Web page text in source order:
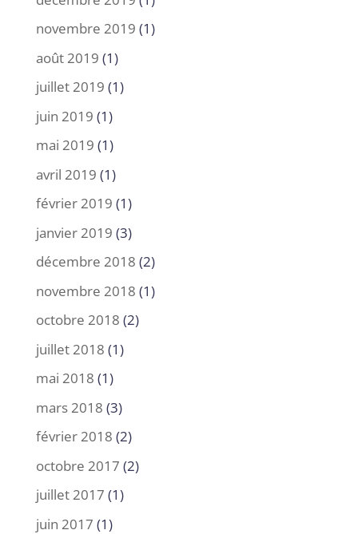
novembre 2019 (1)
août 2019 (1)
juillet 2019 (1)
juin 2019 (1)
mai 2019 (1)
avril 2019 (1)
février 2019 (1)
janvier 2019 (3)
décembre 2018 (2)
novembre 2018 (1)
octobre 2018 (2)
juillet 2018 (1)
mai 2018 (1)
mars 2018 (3)
février 2018 (2)
octobre 2017 (2)
juillet 2017 (1)
juin 2017 (1)